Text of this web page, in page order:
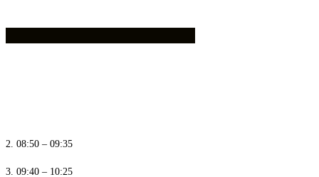
2. 08:50 – 09:35
3. 09:40 – 10:25